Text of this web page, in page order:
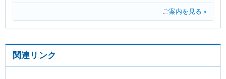
ご案内を見る »
関連リンク